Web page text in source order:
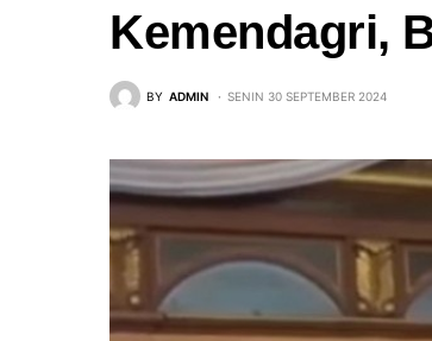
Kemendagri,
BY ADMIN SENIN 30 SEPTEMBER 2024